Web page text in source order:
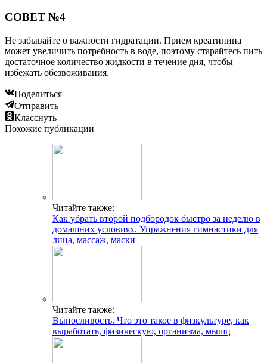
СОВЕТ №4
Не забывайте о важности гидратации. Прием креатинина
может увеличить потребность в воде, поэтому старайтесь пить
достаточное количество жидкости в течение дня, чтобы
избежать обезвоживания.
Поделиться
Отправить
Класснуть
Похожие публикации
Читайте также:
Как убрать второй подбородок быстро за неделю в
домашних условиях. Упражнения гимнастики для
лица, массаж, маски
Читайте также:
Выносливость. Что это такое в физкультуре, как
выработать, физическую, организма, мышц